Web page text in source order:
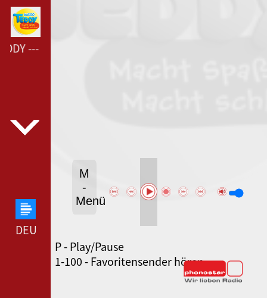
--- RADIO TEDDY ---
DEUTSCHLANDFUNK --- DEUTSCHLANDFUNK ---
80ER 90ER OLDIE ANTENNE --- 80ER 90ER
M
-
Menü
P - Play/Pause
1-100 - Favoritensender hören